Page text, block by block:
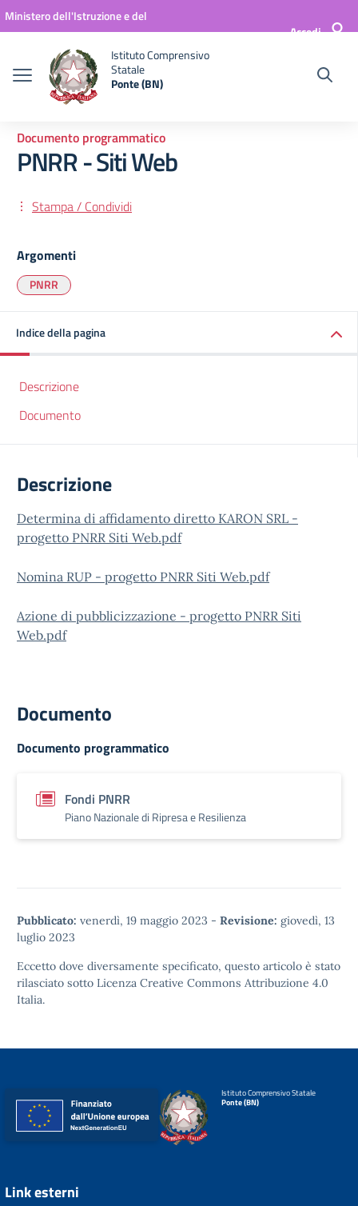
Vai ai contenuti
Vai al menu di navigazione
Vai al footer
Ministero dell'Istruzione e del
Accedi
Istituto Comprensivo
Statale
Ponte (BN)
Documento programmatico
PNRR - Siti Web
Stampa / Condividi
Argomenti
PNRR
Indice della pagina
Descrizione
Documento
Descrizione
Determina di affidamento diretto KARON SRL -
progetto PNRR Siti Web.pdf
Nomina RUP - progetto PNRR Siti Web.pdf
Azione di pubblicizzazione - progetto PNRR Siti
Web.pdf
Documento
Documento programmatico
Fondi PNRR
Piano Nazionale di Ripresa e Resilienza
Pubblicato: venerdì, 19 maggio 2023 - Revisione: giovedì, 13
luglio 2023
Eccetto dove diversamente specificato, questo articolo è stato
rilasciato sotto Licenza Creative Commons Attribuzione 4.0
Italia.
Istituto Comprensivo Statale
Ponte (BN)
Link esterni